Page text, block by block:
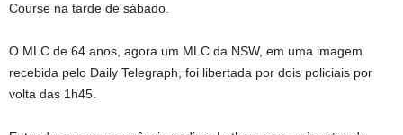
Course na tarde de sábado.
O MLC de 64 anos, agora um MLC da NSW, em uma imagem
recebida pelo Daily Telegraph, foi libertada por dois policiais por
volta das 1h45.